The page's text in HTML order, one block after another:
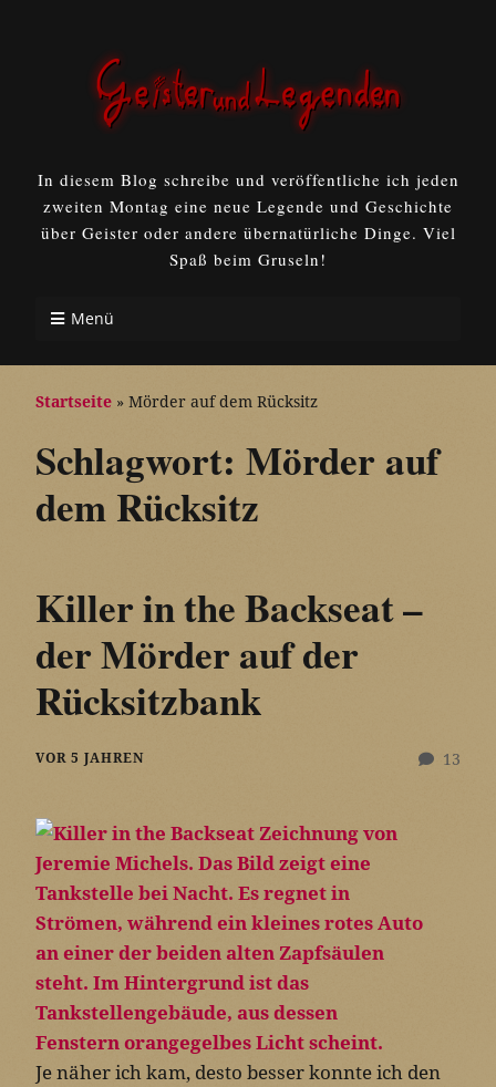
In diesem Blog schreibe und veröffentliche ich jeden
zweiten Montag eine neue Legende und Geschichte
über Geister oder andere übernatürliche Dinge. Viel
Spaß beim Gruseln!
Menü
Startseite » Mörder auf dem Rücksitz
Schlagwort: Mörder auf
dem Rücksitz
Killer in the Backseat –
der Mörder auf der
Rücksitzbank
13
VOR 5 JAHREN
Je näher ich kam, desto besser konnte ich den